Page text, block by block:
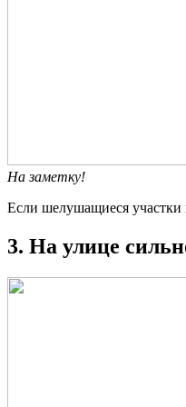
На заметку!
Если шелушащиеся участки
3. На улице